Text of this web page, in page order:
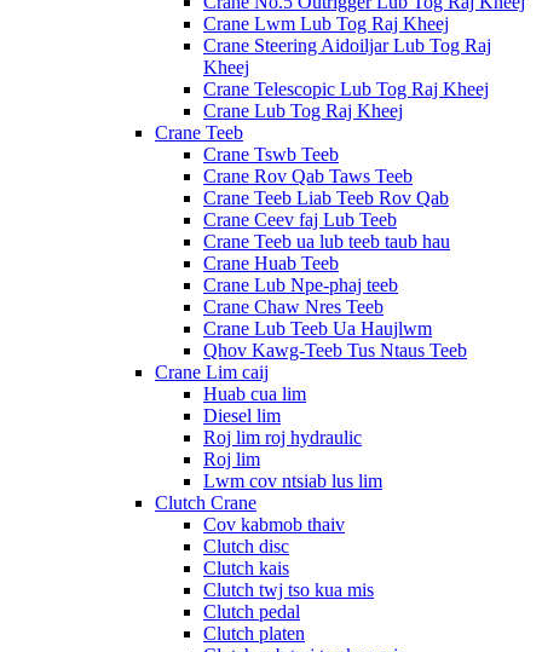
Crane Lwm Lub Tog Raj Kheej
Crane Steering Aidoiljar Lub Tog Raj
Kheej
Crane Telescopic Lub Tog Raj Kheej
Crane Lub Tog Raj Kheej
Crane Teeb
Crane Tswb Teeb
Crane Rov Qab Taws Teeb
Crane Teeb Liab Teeb Rov Qab
Crane Ceev faj Lub Teeb
Crane Teeb ua lub teeb taub hau
Crane Huab Teeb
Crane Lub Npe-phaj teeb
Crane Chaw Nres Teeb
Crane Lub Teeb Ua Haujlwm
Qhov Kawg-Teeb Tus Ntaus Teeb
Crane Lim caij
Huab cua lim
Diesel lim
Roj lim roj hydraulic
Roj lim
Lwm cov ntsiab lus lim
Clutch Crane
Cov kabmob thaiv
Clutch disc
Clutch kais
Clutch twj tso kua mis
Clutch pedal
Clutch platen